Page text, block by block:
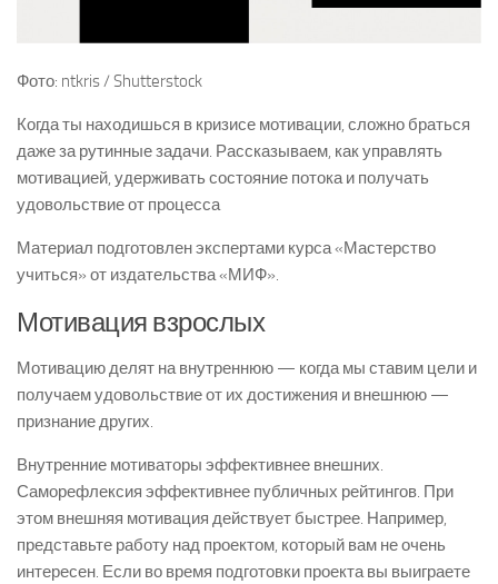
Фото: ntkris / Shutterstock
Когда ты находишься в кризисе мотивации, сложно браться
даже за рутинные задачи. Рассказываем, как управлять
мотивацией, удерживать состояние потока и получать
удовольствие от процесса
Материал подготовлен экспертами курса «Мастерство
учиться» от издательства «МИФ».
Мотивация взрослых
Мотивацию делят на внутреннюю — когда мы ставим цели и
получаем удовольствие от их достижения и внешнюю —
признание других.
Внутренние мотиваторы эффективнее внешних.
Саморефлексия эффективнее публичных рейтингов. При
этом внешняя мотивация действует быстрее. Например,
представьте работу над проектом, который вам не очень
интересен. Если во время подготовки проекта вы выиграете